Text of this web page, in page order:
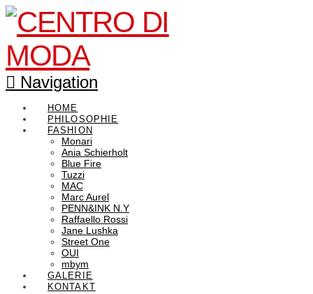
Navigation
HOME
PHILOSOPHIE
FASHION
Monari
Ania Schierholt
Blue Fire
Tuzzi
MAC
Marc Aurel
PENN&INK N.Y
Raffaello Rossi
Jane Lushka
Street One
OUI
mbym
GALERIE
KONTAKT